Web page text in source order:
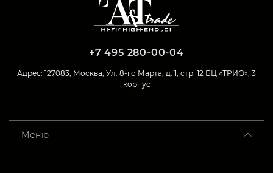
+7 495 280-00-04
Адрес: 127083, Москва, Ул. 8-го Марта, д. 1, стр. 12 БЦ «ТРИО», 3
корпус
Меню